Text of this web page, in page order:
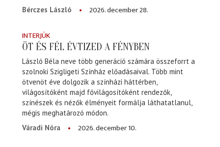
Bérczes László
2026. december 28.
INTERJÚK
ÖT ÉS FÉL ÉVTIZED A FÉNYBEN
László Béla neve több generáció számára összeforrt a
szolnoki Szigligeti Színház előadásaival. Több mint
ötvenöt éve dolgozik a színházi háttérben,
világosítóként majd fővilágosítóként rendezők,
színészek és nézők élményeit formálja láthatatlanul,
mégis meghatározó módon.
Váradi Nóra
2026. december 10.